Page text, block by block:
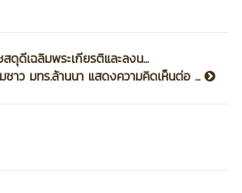
ดุดีเฉลิมพระเกียรติและลงน...
าว มทร.ล้านนา แสดงความคิดเห็นต่อ ...